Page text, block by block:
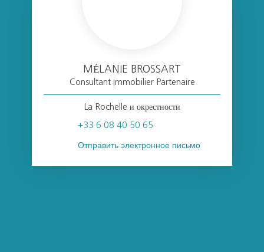
MÉLANIE BROSSART
Consultant Immobilier Partenaire
La Rochelle и окрестности
+33 6 08 40 50 65
Отправить электронное письмо